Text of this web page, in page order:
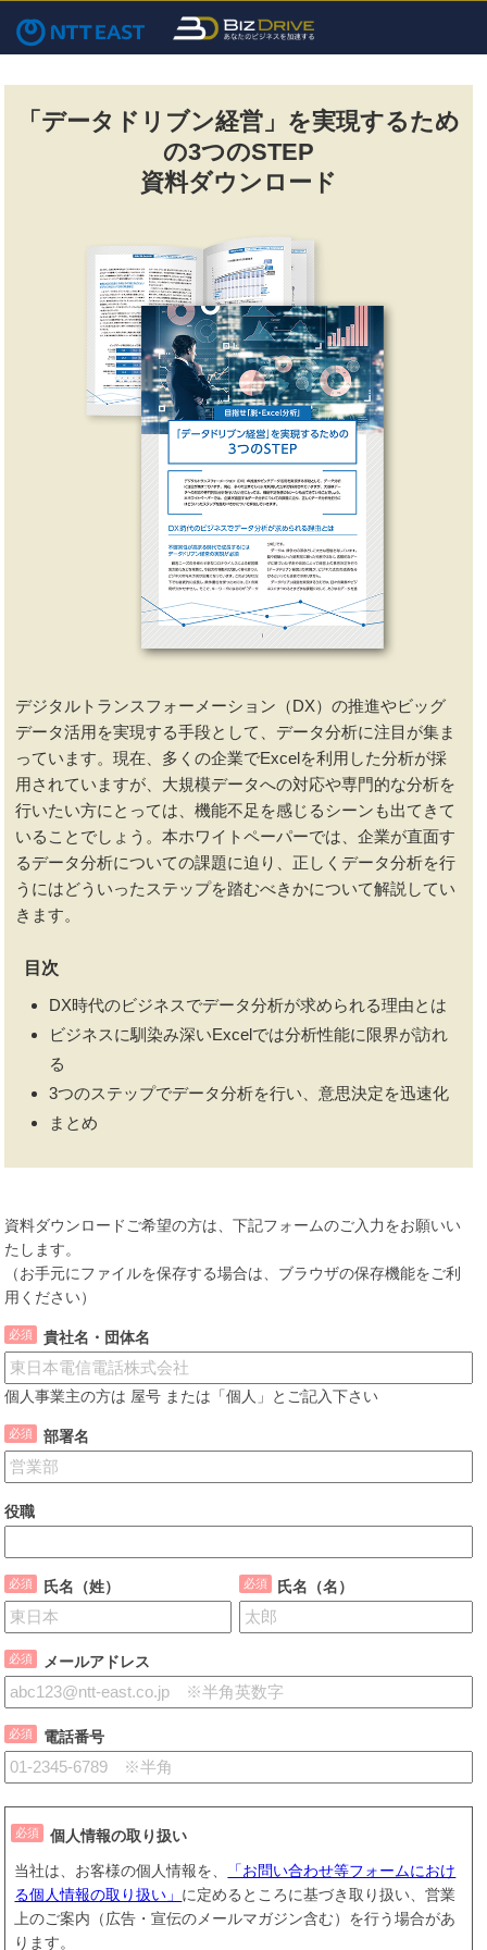
「データドリブン経営」を実現するため
の3つのSTEP
資料ダウンロード
デジタルトランスフォーメーション（DX）の推進やビッグ
データ活用を実現する手段として、データ分析に注目が集ま
っています。現在、多くの企業でExcelを利用した分析が採
用されていますが、大規模データへの対応や専門的な分析を
行いたい方にとっては、機能不足を感じるシーンも出てきて
いることでしょう。本ホワイトペーパーでは、企業が直面す
るデータ分析についての課題に迫り、正しくデータ分析を行
うにはどういったステップを踏むべきかについて解説してい
きます。
目次
DX時代のビジネスでデータ分析が求められる理由とは
ビジネスに馴染み深いExcelでは分析性能に限界が訪れ
る
3つのステップでデータ分析を行い、意思決定を迅速化
まとめ
資料ダウンロードご希望の方は、下記フォームのご入力をお願いい
たします。
（お手元にファイルを保存する場合は、ブラウザの保存機能をご利
用ください）
貴社名・団体名
個人事業主の方は 屋号 または「個人」とご記入下さい
部署名
役職
氏名（姓） 氏名（名）
メールアドレス
電話番号
個人情報の取り扱い
当社は、お客様の個人情報を、
「お問い合わせ等フォームにおけ
る個人情報の取り扱い」 に定めるところに基づき取り扱い、営業
上のご案内（広告・宣伝のメールマガジン含む）を行う場合があ
ります。